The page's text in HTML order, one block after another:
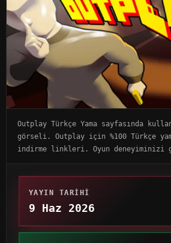
Outplay Türkçe Yama sayfasında
görseli. Outplay için %100 Türkçe
indirme linkleri. Oyun
YAYIN TARIHI
9 Haz 2026